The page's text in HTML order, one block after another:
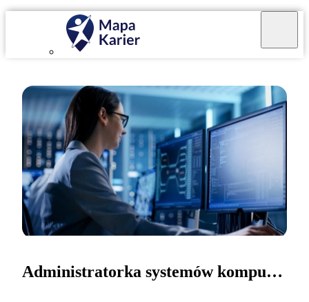
Administratorka systemów komputerowych